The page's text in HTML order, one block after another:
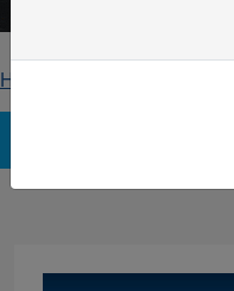
Home